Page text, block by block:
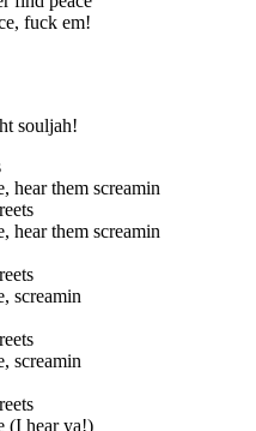
fuck em!
souljah!
hear them screamin
hear them screamin
screamin
screamin
(I hear ya!)